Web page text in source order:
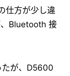
仕方が少し違
、Bluetooth 接
が、D5600